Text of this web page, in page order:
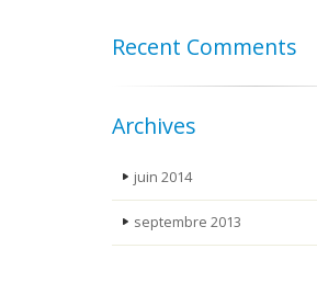
Recent Comments
Archives
juin 2014
septembre 2013